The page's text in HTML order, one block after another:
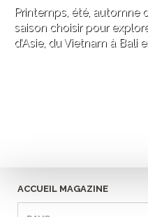
Printemps, été, automne
saison choisir pour
d’Asie, du Vietnam à Bali
ACCUEIL MAGAZINE